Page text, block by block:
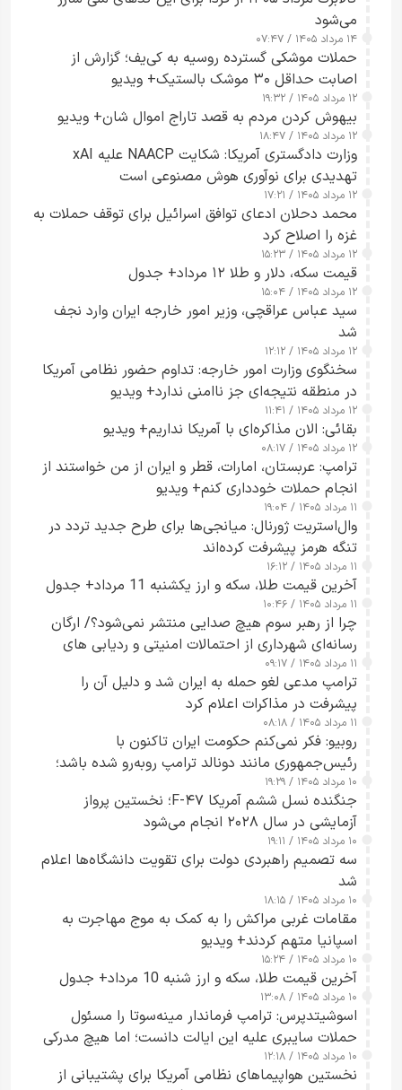
می‌شود
۱۴ مرداد ۱۴۰۵ / ۰۷:۴۷
حملات موشکی گسترده روسیه به کی‌یف؛ گزارش از
اصابت حداقل ۳۰ موشک بالستیک+ ویدیو
۱۲ مرداد ۱۴۰۵ / ۱۹:۳۲
بیهوش کردن مردم به قصد تاراج اموال شان+ ویدیو
۱۲ مرداد ۱۴۰۵ / ۱۸:۴۷
وزارت دادگستری آمریکا: شکایت NAACP علیه xAI
تهدیدی برای نوآوری هوش مصنوعی است
۱۲ مرداد ۱۴۰۵ / ۱۷:۲۱
محمد دحلان ادعای توافق اسرائیل برای توقف حملات به
غزه را اصلاح کرد
۱۲ مرداد ۱۴۰۵ / ۱۵:۲۳
قیمت سکه، دلار و طلا ۱۲ مرداد+ جدول
۱۲ مرداد ۱۴۰۵ / ۱۵:۰۴
سید عباس عراقچی، وزیر امور خارجه ایران وارد نجف
شد
۱۲ مرداد ۱۴۰۵ / ۱۲:۱۲
سخنگوی وزارت امور خارجه: تداوم حضور نظامی آمریکا
در منطقه نتیجه‌ای جز ناامنی ندارد+ ویدیو
۱۲ مرداد ۱۴۰۵ / ۱۱:۴۱
بقائی: الان مذاکره‌ای با آمریکا نداریم+ ویدیو
۱۲ مرداد ۱۴۰۵ / ۰۸:۱۷
ترامپ: عربستان، امارات، قطر و ایران از من خواستند از
انجام حملات خودداری کنم+ ویدیو
۱۱ مرداد ۱۴۰۵ / ۱۹:۰۴
وال‌استریت ژورنال: میانجی‌ها برای طرح جدید تردد در
تنگه هرمز پیشرفت کرده‌اند
۱۱ مرداد ۱۴۰۵ / ۱۶:۱۲
آخرین قیمت طلا، سکه و ارز یکشنبه 11 مرداد+ جدول
۱۱ مرداد ۱۴۰۵ / ۱۰:۴۶
چرا از رهبر سوم هیچ صدایی منتشر نمی‌شود؟/ ارگان
رسانه‌ای شهرداری از احتمالات امنیتی و ردیابی های
جاسوسی گفت
۱۱ مرداد ۱۴۰۵ / ۰۹:۱۷
ترامپ مدعی لغو حمله به ایران شد و دلیل آن را
پیشرفت در مذاکرات اعلام کرد
۱۱ مرداد ۱۴۰۵ / ۰۸:۱۸
روبیو: فکر نمی‌کنم حکومت ایران تاکنون با
رئیس‌جمهوری مانند دونالد ترامپ روبه‌رو شده باشد؛
کسی که واقعاً دست به اقدام می‌زند
۱۰ مرداد ۱۴۰۵ / ۱۹:۲۹
جنگنده نسل ششم آمریکا F-۴۷؛ نخستین پرواز
آزمایشی در سال ۲۰۲۸ انجام می‌شود
۱۰ مرداد ۱۴۰۵ / ۱۹:۱۱
سه تصمیم راهبردی دولت برای تقویت دانشگاه‌ها اعلام
شد
۱۰ مرداد ۱۴۰۵ / ۱۸:۱۵
مقامات غربی مراکش را به کمک به موج مهاجرت به
اسپانیا متهم کردند+ ویدیو
۱۰ مرداد ۱۴۰۵ / ۱۵:۲۴
آخرین قیمت طلا، سکه و ارز شنبه 10 مرداد+ جدول
۱۰ مرداد ۱۴۰۵ / ۱۳:۰۸
اسوشیتدپرس: ترامپ فرماندار مینه‌سوتا را مسئول
حملات سایبری علیه این ایالت دانست؛ اما هیچ مدرکی
ارائه نکرد
۱۰ مرداد ۱۴۰۵ / ۱۲:۱۸
نخستین هواپیماهای نظامی آمریکا برای پشتیبانی از